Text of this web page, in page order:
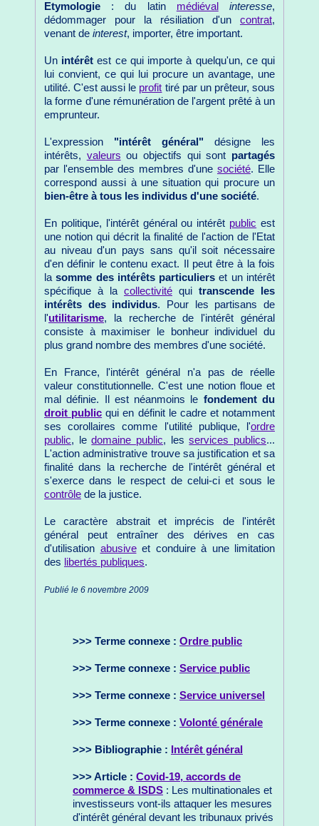
Etymologie : du latin médiéval interesse,
dédommager pour la résiliation d'un contrat,
venant de interest, importer, être important.
Un intérêt est ce qui importe à quelqu'un, ce qui
lui convient, ce qui lui procure un avantage, une
utilité. C'est aussi le profit tiré par un prêteur, sous
la forme d'une rémunération de l'argent prêté à un
emprunteur.
L'expression "intérêt général" désigne les
intérêts, valeurs ou objectifs qui sont partagés
par l'ensemble des membres d'une société. Elle
correspond aussi à une situation qui procure un
bien-être à tous les individus d'une société.
En politique, l'intérêt général ou intérêt public est
une notion qui décrit la finalité de l'action de l'Etat
au niveau d'un pays sans qu'il soit nécessaire
d'en définir le contenu exact. Il peut être à la fois
lasomme des intérêts particuliers et un intérêt
spécifique à la collectivité qui transcende les
intérêts des individus. Pour les partisans de
l'utilitarisme, la recherche de l'intérêt général
consiste à maximiser le bonheur individuel du
plus grand nombre des membres d'une société.
En France, l'intérêt général n'a pas de réelle
valeur constitutionnelle. C'est une notion floue et
mal définie. Il est néanmoins le fondement du
droit public qui en définit le cadre et notamment
ses corollaires comme l'utilité publique, l'ordre
public, ledomaine public, lesservices publics...
L'action administrative trouve sa justification et sa
finalité dans la recherche de l'intérêt général et
s'exerce dans le respect de celui-ci et sous le
contrôle de la justice.
Le caractère abstrait et imprécis de l'intérêt
général peut entraîner des dérives en cas
d'utilisation abusiveet conduire à une limitation
des libertés publiques.
Publié le 6 novembre 2009
>>> Terme connexe : Ordre public
>>> Terme connexe : Service public
>>> Terme connexe : Service universel
>>> Terme connexe : Volonté générale
>>> Bibliographie : Intérêt général
>>> Article : Covid-19, accords de
commerce & ISDS : Les multinationales et
investisseurs vont-ils attaquer les mesures
d'intérêt général devant les tribunaux privés